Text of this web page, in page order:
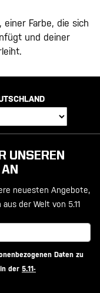
Farbe, die sich
und deiner
UNSEREN
neuesten Angebote,
der Welt von 5.11
Daten zu
der 5.11-